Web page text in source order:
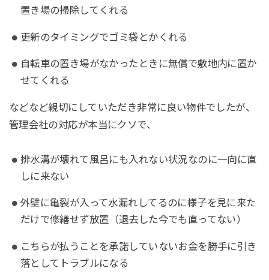
置き場の掃除してくれる
更新のタイミングでゴミ袋とかくれる
自転車の置き場がなかったときに無償で敷地内に置か
せてくれる
などなど親切にしていただき非常に良い物件でしたが、
管理会社の対応が本当にクソで、
排水溝が壊れて風呂にも入れない状況なのに一向に直
しに来ない
外壁に亀裂が入って水漏れしてるのに様子を見に来た
だけで修繕せず放置（退去した今でも直ってない）
こちらが払うことを承諾していないお金を勝手に引き
落としてトラブルになる